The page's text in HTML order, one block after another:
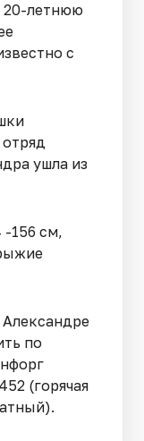
20-летнюю
с
ушла из
156 см,
Александре
по
(горячая